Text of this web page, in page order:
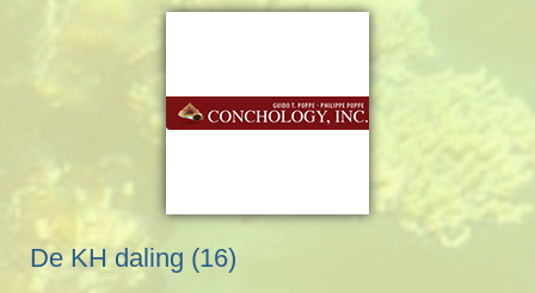
De KH daling (16)